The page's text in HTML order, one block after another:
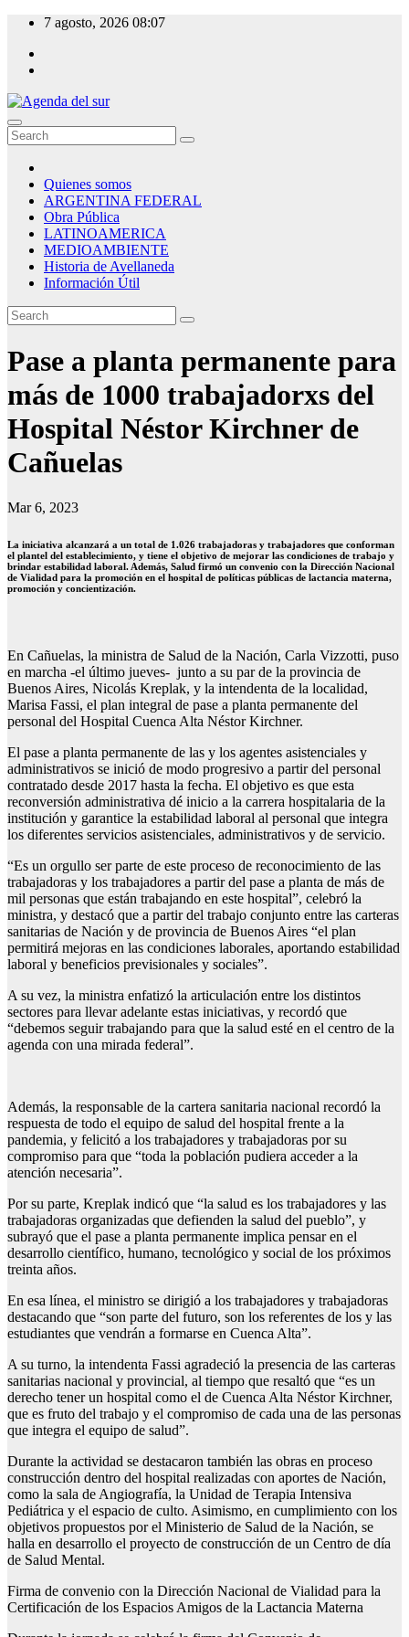
Skip
content
7 agosto, 2026 08:07
Agenda del sur
Quienes somos
ARGENTINA FEDERAL
Obra Pública
LATINOAMERICA
MEDIOAMBIENTE
Historia de Avellaneda
Información Útil
Pase a planta permanente para
más de 1000 trabajadorxs del
Hospital Néstor Kirchner de
Cañuelas
Mar 6, 2023
La iniciativa alcanzará a un total de 1.026 trabajadoras y trabajadores que conforman
el plantel del establecimiento, y tiene el objetivo de mejorar las condiciones de trabajo y
brindar estabilidad laboral. Además, Salud firmó un convenio con la Dirección Nacional
de Vialidad para la promoción en el hospital de políticas públicas de lactancia materna,
promoción y concientización.
En Cañuelas, la ministra de Salud de la Nación, Carla Vizzotti, puso
en marcha -el último jueves- junto a su par de la provincia de
Buenos Aires, Nicolás Kreplak, y la intendenta de la localidad,
Marisa Fassi, el plan integral de pase a planta permanente del
personal del Hospital Cuenca Alta Néstor Kirchner.
El pase a planta permanente de las y los agentes asistenciales y
administrativos se inició de modo progresivo a partir del personal
contratado desde 2017 hasta la fecha. El objetivo es que esta
reconversión administrativa dé inicio a la carrera hospitalaria de la
institución y garantice la estabilidad laboral al personal que integra
los diferentes servicios asistenciales, administrativos y de servicio.
“Es un orgullo ser parte de este proceso de reconocimiento de las
trabajadoras y los trabajadores a partir del pase a planta de más de
mil personas que están trabajando en este hospital”, celebró la
ministra, y destacó que a partir del trabajo conjunto entre las carteras
sanitarias de Nación y de provincia de Buenos Aires “el plan
permitirá mejoras en las condiciones laborales, aportando estabilidad
laboral y beneficios previsionales y sociales”.
A su vez, la ministra enfatizó la articulación entre los distintos
sectores para llevar adelante estas iniciativas, y recordó que
“debemos seguir trabajando para que la salud esté en el centro de la
agenda con una mirada federal”.
Además, la responsable de la cartera sanitaria nacional recordó la
respuesta de todo el equipo de salud del hospital frente a la
pandemia, y felicitó a los trabajadores y trabajadoras por su
compromiso para que “toda la población pudiera acceder a la
atención necesaria”.
Por su parte, Kreplak indicó que “la salud es los trabajadores y las
trabajadoras organizadas que defienden la salud del pueblo”, y
subrayó que el pase a planta permanente implica pensar en el
desarrollo científico, humano, tecnológico y social de los próximos
treinta años.
En esa línea, el ministro se dirigió a los trabajadores y trabajadoras
destacando que “son parte del futuro, son los referentes de los y las
estudiantes que vendrán a formarse en Cuenca Alta”.
A su turno, la intendenta Fassi agradeció la presencia de las carteras
sanitarias nacional y provincial, al tiempo que resaltó que “es un
derecho tener un hospital como el de Cuenca Alta Néstor Kirchner,
que es fruto del trabajo y el compromiso de cada una de las personas
que integra el equipo de salud”.
Durante la actividad se destacaron también las obras en proceso
construcción dentro del hospital realizadas con aportes de Nación,
como la sala de Angiografía, la Unidad de Terapia Intensiva
Pediátrica y el espacio de culto. Asimismo, en cumplimiento con los
objetivos propuestos por el Ministerio de Salud de la Nación, se
halla en desarrollo el proyecto de construcción de un Centro de día
de Salud Mental.
Firma de convenio con la Dirección Nacional de Vialidad para la
Certificación de los Espacios Amigos de la Lactancia Materna